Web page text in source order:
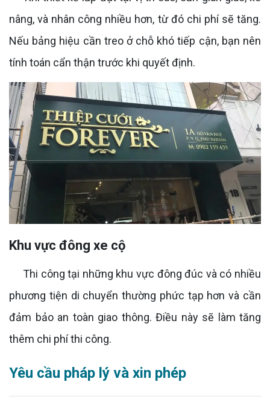
nâng, và nhân công nhiều hơn, từ đó chi phí sẽ tăng.
Nếu bảng hiệu cần treo ở chỗ khó tiếp cận, bạn nên
tính toán cẩn thận trước khi quyết định.
Khu vực đông xe cộ
Thi công tại những khu vực đông đúc và có nhiều
phương tiện di chuyển thường phức tạp hơn và cần
đảm bảo an toàn giao thông. Điều này sẽ làm tăng
thêm chi phí thi công.
Yêu cầu pháp lý và xin phép